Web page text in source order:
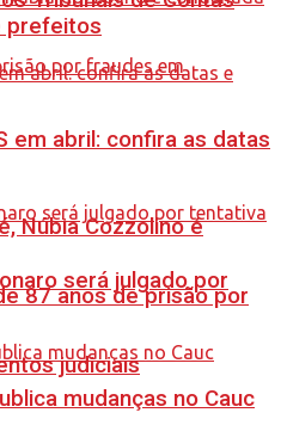
Núbia Cozzolino é
87 anos de prisão por
judiciais
prefeitos
em abril: confira as datas
será julgado por
mudanças no Cauc